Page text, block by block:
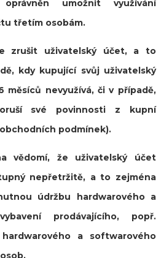
umožnit využívání
třetím osobám.
zrušit uživatelský účet, a to
kdy kupující svůj uživatelský
měsíců nevyužívá, či v případě,
své povinnosti z kupní
podmínek).
vědomí, že uživatelský účet
nepřetržitě, a to zejména
údržbu hardwarového a
prodávajícího, popř.
a softwarového